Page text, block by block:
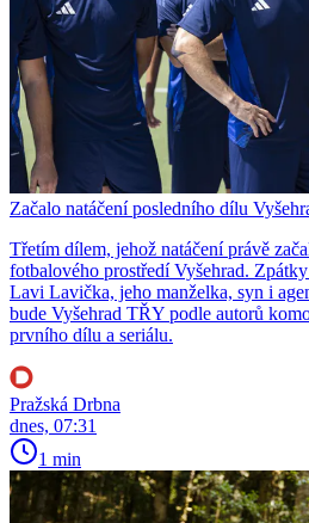
Začalo natáčení posledního dílu
Třetím dílem, jehož natáčení právě
fotbalového prostředí Vyšehrad.
Lavi Lavička, jeho manželka, syn i
bude Vyšehrad TŘY podle autorů
prvního dílu a seriálu.
Pražská Drbna
dnes, 07:31
1 min